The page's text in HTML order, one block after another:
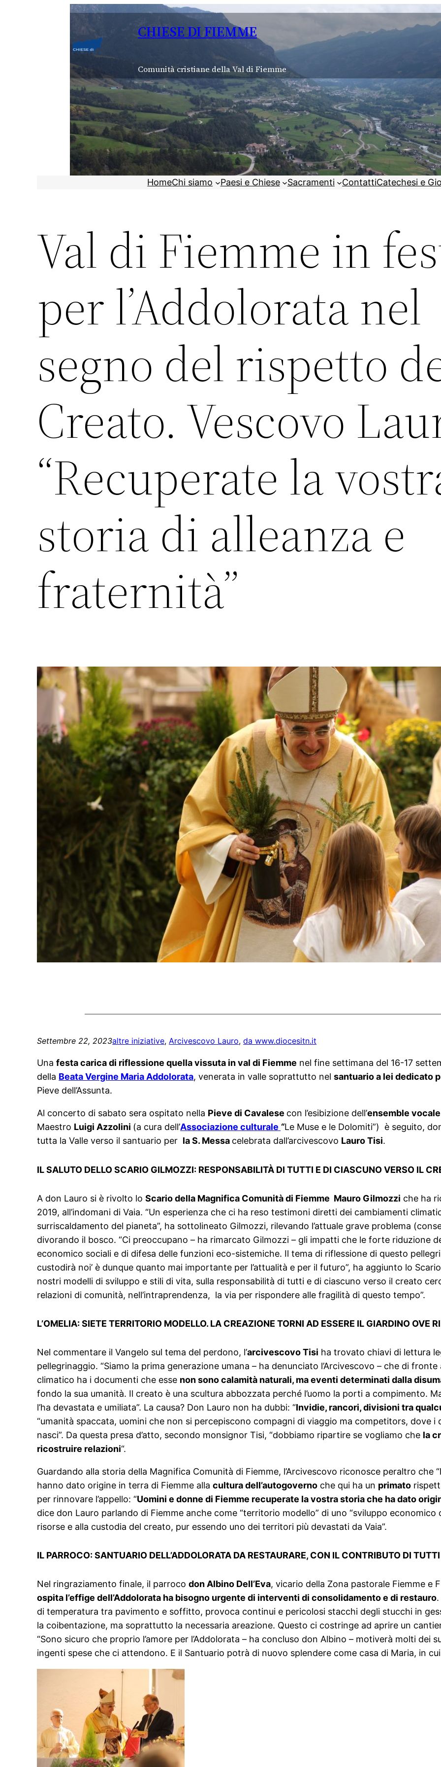
CHIESE DI FIEMME
Comunità cristiane della Val di Fiemme
HomeChi siamo Paesi e Chiese Sacramenti ContattiCatechesi e
Val di Fiemme in
per l’Addolorata nel
segno del rispetto
Creato. Vescovo
“Recuperate la
storia di alleanza e
fraternità”
Settembre 22, 2023altre iniziative, Arcivescovo Lauro, da www.diocesitn.it
Unafesta carica di riflessione quella vissuta in val di Fiemme nel fine settimana del 16-17
della Beata Vergine Maria Addolorata, venerata in valle soprattutto nelsantuario a lei dedicato
Pieve dell’Assunta.
Al concerto di sabato sera ospitato nella Pieve di Cavalese con l’esibizione dell’ensemble
Maestro Luigi Azzolini (a cura dell’Associazione culturale “Le Muse e le Dolomiti”) è seguito,
tutta la Valle verso il santuario per la S. Messa celebrata dall’arcivescovo Lauro Tisi.
IL SALUTO DELLO SCARIO GILMOZZI: RESPONSABILITÀ DI TUTTI E DI CIASCUNO VERSO IL
A don Lauro si è rivolto loScario della Magnifica Comunità di Fiemme Mauro Gilmozzi che ha
2019, all’indomani di Vaia. “Un esperienza che ci ha reso testimoni diretti dei cambiamenti
surriscaldamento del pianeta”, ha sottolineato Gilmozzi, rilevando l’attuale grave problema
divorando il bosco. “Ci preoccupano – ha rimarcato Gilmozzi – gli impatti che le forte riduzione
economico sociali e di difesa delle funzioni eco-sistemiche. Il tema di riflessione di questo
custodirà noi’ è dunque quanto mai importante per l’attualità e per il futuro”, ha aggiunto lo
nostri modelli di sviluppo e stili di vita, sulla responsabilità di tutti e di ciascuno verso il creato
relazioni di comunità, nell’intraprendenza, la via per rispondere alle fragilità di questo tempo”.
L’OMELIA: SIETE TERRITORIO MODELLO. LA CREAZIONE TORNI AD ESSERE IL GIARDINO OVE
Nel commentare il Vangelo sul tema del perdono, l’arcivescovo Tisi ha trovato chiavi di lettura
pellegrinaggio. “Siamo la prima generazione umana – ha denunciato l’Arcivescovo – che di
climatico ha i documenti che esse non sono calamità naturali, ma eventi determinati dalla
fondo la sua umanità. Il creato è una scultura abbozzata perché l’uomo la porti a compimento.
l’ha devastata e umiliata”. La causa? Don Lauro non ha dubbi: “Invidie, rancori, divisioni tra
“umanità spaccata, uomini che non si percepiscono compagni di viaggio ma competitors, dove
nasci”. Da questa presa d’atto, secondo monsignor Tisi, “dobbiamo ripartire se vogliamo che la
ricostruire relazioni“.
Guardando alla storia della Magnifica Comunità di Fiemme, l’Arcivescovo riconosce peraltro che
hanno dato origine in terra di Fiemme allacultura dell’autogoverno che qui ha un primato
per rinnovare l’appello: “Uomini e donne di Fiemme recuperate la vostra storia che ha dato
dice don Lauro parlando di Fiemme anche come “territorio modello” di uno “sviluppo economico
risorse e alla custodia del creato, pur essendo uno dei territori più devastati da Vaia”.
IL PARROCO: SANTUARIO DELL’ADDOLORATA DA RESTAURARE, CON IL CONTRIBUTO DI TUTTI
Nel ringraziamento finale, il parrocodon Albino Dell’Eva, vicario della Zona pastorale Fiemme e
ospita l’effige dell’Addolorata ha bisogno urgente di interventi di consolidamento e di restauro
di temperatura tra pavimento e soffitto, provoca continui e pericolosi stacchi degli stucchi in
la coibentazione, ma soprattutto la necessaria areazione. Questo ci costringe ad aprire un
“Sono sicuro che proprio l’amore per l’Addolorata – ha concluso don Albino – motiverà molti dei
ingenti spese che ci attendono. E il Santuario potrà di nuovo splendere come casa di Maria, in